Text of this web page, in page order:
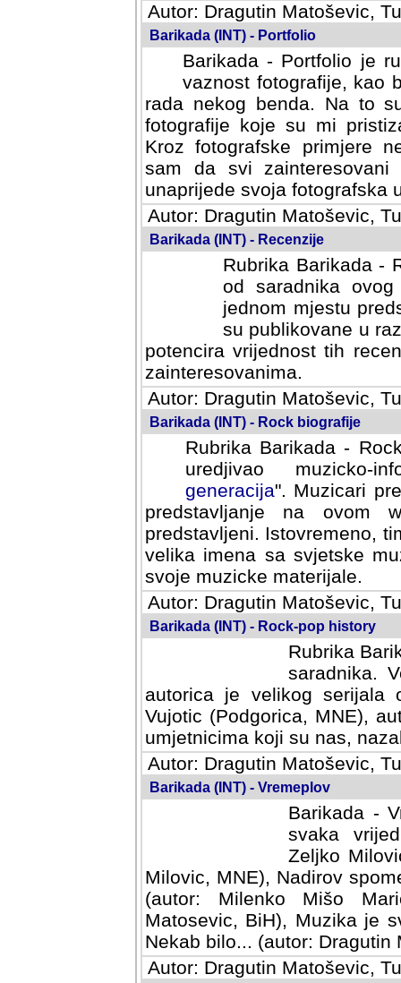
Autor: Dragutin Matoševic,
Barikada (INT) - Portfolio
Barikada - Portfolio je
vaznost fotografije, kao
rada nekog benda. Na to
fotografije koje su mi
fotografske primjere
svi zainteresovani
svoja fotografska umijeca.
Autor: Dragutin Matoševic,
Barikada (INT) - Recenzije
Rubrika Barikada -
od saradnika
jednom mjestu
su publikovane u
potencira vrijednost tih
zainteresovanima.
Autor: Dragutin Matoševic,
Barikada (INT) - Rock biografije
Rubrika Barikada -
uredjivao muzicko-
Muzicari predstavljeni u
na ovom web portalu
Istovremeno, tim nacinom
sa svjetske muzicke scene
materijale.
Autor: Dragutin Matoševic,
Barikada (INT) - Rock-pop history
Rubrika
saradnika.
autorica je velikog serijala
Vujotic (Podgorica, MNE),
umjetnicima koji su nas,
Autor: Dragutin Matoševic,
Barikada (INT) - Vremeplov
Barikada -
svaka
Milovic,
MNE), Nadirov spomenar
Milenko Mišo Maric, UK),
Muzika je svirala (autor:
(autor: Dragutin Matosevic,
Autor: Dragutin Matoševic,